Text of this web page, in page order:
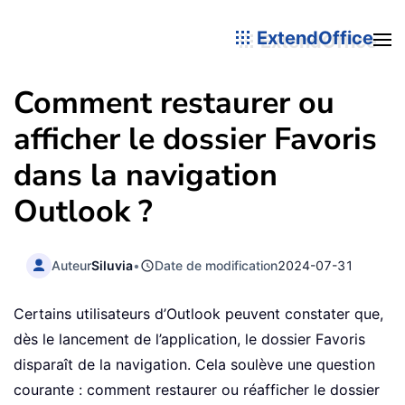
ExtendOffice
Comment restaurer ou
afficher le dossier Favoris
dans la navigation
Outlook ?
AuteurSiluvia• Date de modification2024-07-31
Certains utilisateurs d’Outlook peuvent constater que,
dès le lancement de l’application, le dossier Favoris
disparaît de la navigation. Cela soulève une question
courante : comment restaurer ou réafficher le dossier